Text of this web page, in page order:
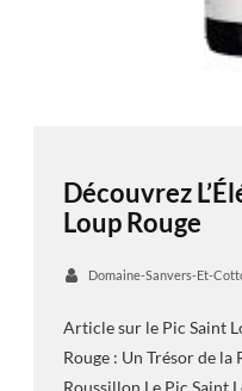
Découvrez
Loup Rouge
Domaine-Sanvers-Et-
Article sur le Pic Saint
Rouge : Un Trésor de la